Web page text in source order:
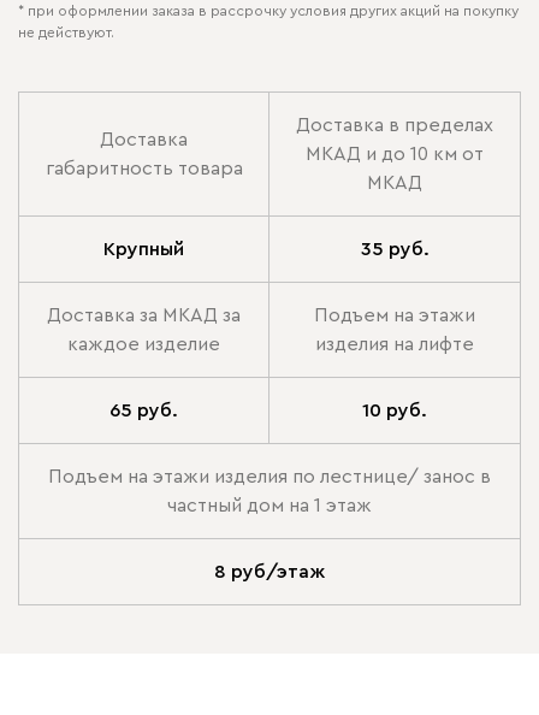
* при оформлении заказа в рассрочку условия других акций на покупку
не действуют.
Доставка
габаритность товара
Доставка в пределах
МКАД и до 10 км от
МКАД
Крупный 35 руб.
Доставка за МКАД за
каждое изделие
Подъем на этажи
изделия на лифте
65 руб. 10 руб.
Подъем на этажи изделия по лестнице/ занос в
частный дом на 1 этаж
8 руб/этаж